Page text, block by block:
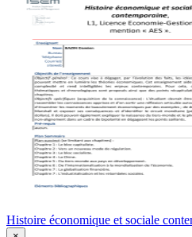
Histoire économique et sociale